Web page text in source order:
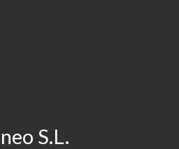
S.L.